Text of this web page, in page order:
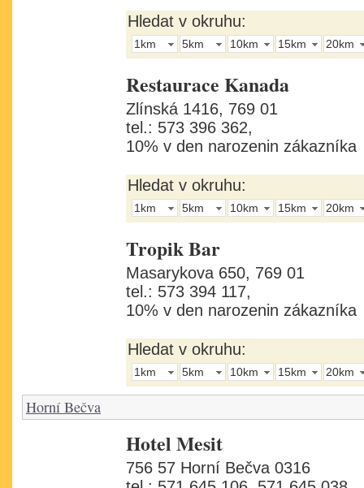
Hledat v okruhu:
1km 5km 10km 15km 20km
Restaurace Kanada
Zlínská 1416, 769 01
tel.: 573 396 362,
10% v den narozenin zákazníka
Hledat v okruhu:
1km 5km 10km 15km 20km
Tropik Bar
Masarykova 650, 769 01
tel.: 573 394 117,
10% v den narozenin zákazníka
Hledat v okruhu:
1km 5km 10km 15km 20km
Horní Bečva
Hotel Mesit
756 57 Horní Bečva 0316